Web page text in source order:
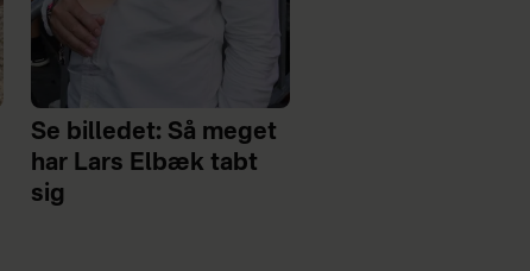
Se billedet: Så meget
har Lars Elbæk tabt
sig